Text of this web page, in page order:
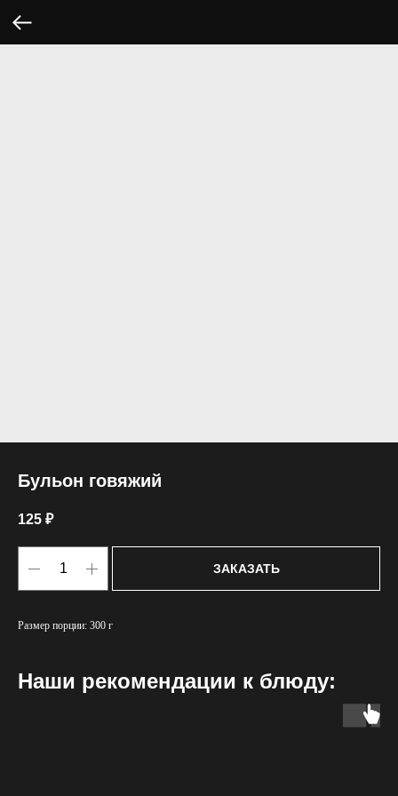
Бульон говяжий
125 ₽
ЗАКАЗАТЬ
Размер порции: 300 г
Наши рекомендации к блюду: